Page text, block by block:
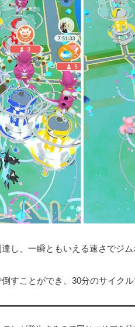
し、一瞬ともいえる速さでジム
すことができ、30分のサイク